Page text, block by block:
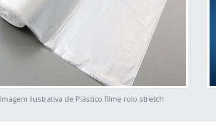
Imagem ilustrativa de Plástico filme rolo stretch